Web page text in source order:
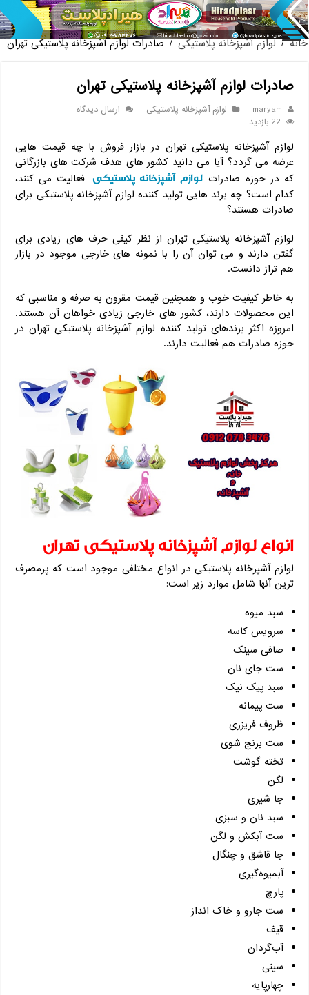
پخش عمده صندلی پلاستیک
خانه / لوازم آشپزخانه پلاستیکی / صادرات لوازم آشپزخانه پلاستیکی تهران
صادرات لوازم آشپزخانه پلاستیکی تهران
maryam لوازم آشپزخانه پلاستیکی
ارسال دیدگاه
22 بازدید
لوازم آشپزخانه پلاستیکی تهران در بازار فروش با چه قیمت هایی
عرضه می گردد؟ آیا می دانید کشور های هدف شرکت های بازرگانی
که در حوزه صادرات لوازم آشپزخانه پلاستیکی فعالیت می کنند،
کدام است؟ چه برند هایی تولید کننده لوازم آشپزخانه پلاستیکی برای
صادرات هستند؟
لوازم آشپزخانه پلاستیکی تهران از نظر کیفی حرف های زیادی برای
گفتن دارند و می توان آن را با نمونه های خارجی موجود در بازار
هم تراز دانست.
به خاطر کیفیت خوب و همچنین قیمت مقرون به صرفه و مناسبی که
این محصولات دارند، کشور های خارجی زیادی خواهان آن هستند.
امروزه اکثر برندهای تولید کننده لوازم آشپزخانه پلاستیکی تهران در
حوزه صادرات هم فعالیت دارند.
انواع لوازم آشپزخانه پلاستیکی تهران
لوازم آشپزخانه پلاستیکی در انواع مختلفی موجود است که پرمصرف
ترین آنها شامل موارد زیر است:
سبد میوه
سرویس کاسه
صافی سینک
ست جای نان
سبد پیک‌ نیک
ست پیمانه
ظروف فریزری
ست برنج شوی
تخته گوشت
لگن
جا شیری
سبد نان و سبزی
ست آبکش و لگن
جا قاشق و چنگال
آبمیوه‌گیری
پارچ
ست جارو و خاک انداز
قیف
آب‌گردان
سینی
چهارپایه